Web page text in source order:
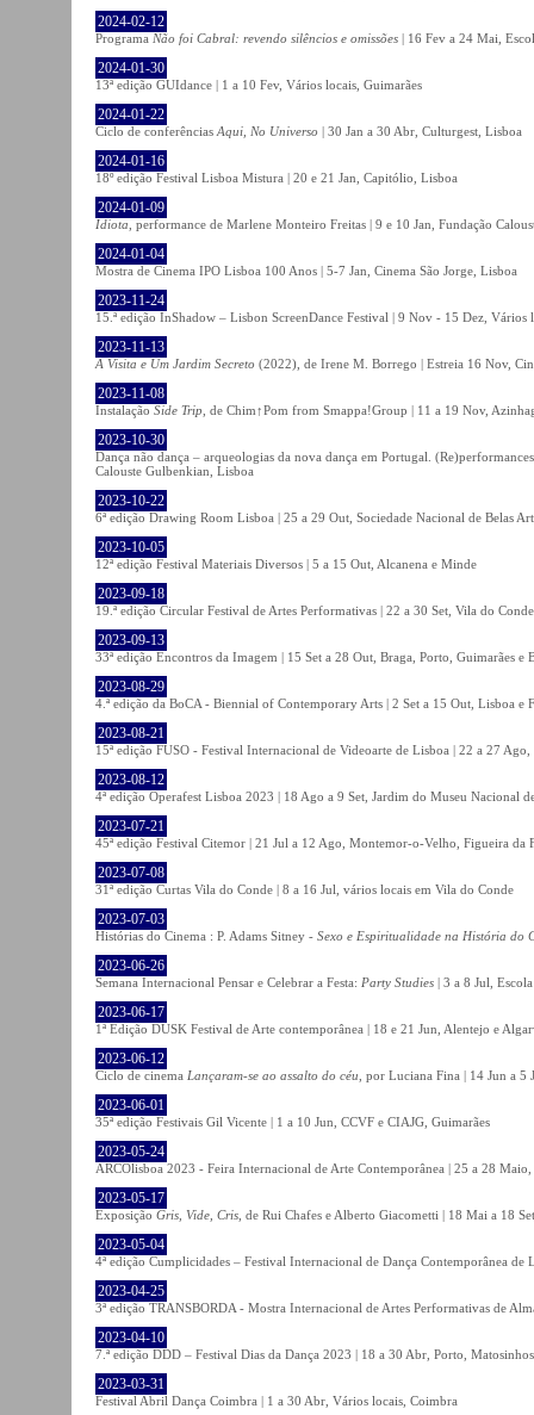
2024-02-12
Programa Não foi Cabral: revendo silêncios e omissões | 16 Fev a 24 Mai,
2024-01-30
13ª edição GUIdance | 1 a 10 Fev, Vários locais, Guimarães
2024-01-22
Ciclo de conferências Aqui, No Universo | 30 Jan a 30 Abr, Culturgest, Lisboa
2024-01-16
18º edição Festival Lisboa Mistura | 20 e 21 Jan, Capitólio, Lisboa
2024-01-09
Idiota , performance de Marlene Monteiro Freitas | 9 e 10 Jan, Fundação
2024-01-04
Mostra de Cinema IPO Lisboa 100 Anos | 5-7 Jan, Cinema São Jorge, Lisboa
2023-11-24
15.ª edição InShadow – Lisbon ScreenDance Festival | 9 Nov - 15 Dez, Vários
2023-11-13
A Visita e Um Jardim Secreto (2022), de Irene M. Borrego | Estreia 16 Nov,
2023-11-08
Instalação Side Trip , de Chim↑Pom from Smappa!Group | 11 a 19 Nov,
2023-10-30
Dança não dança – arqueologias da nova dança em Portugal.
Calouste Gulbenkian, Lisboa
2023-10-22
6ª edição Drawing Room Lisboa | 25 a 29 Out, Sociedade Nacional de Belas
2023-10-05
12ª edição Festival Materiais Diversos | 5 a 15 Out, Alcanena e Minde
2023-09-18
19.ª edição Circular Festival de Artes Performativas | 22 a 30 Set, Vila do Conde
2023-09-13
33ª edição Encontros da Imagem | 15 Set a 28 Out, Braga, Porto, Guimarães e
2023-08-29
4.ª edição da BoCA - Biennial of Contemporary Arts | 2 Set a 15 Out, Lisboa e
2023-08-21
15ª edição FUSO - Festival Internacional de Videoarte de Lisboa | 22 a 27
2023-08-12
4ª edição Operafest Lisboa 2023 | 18 Ago a 9 Set, Jardim do Museu Nacional
2023-07-21
45ª edição Festival Citemor | 21 Jul a 12 Ago, Montemor-o-Velho, Figueira da
2023-07-08
31ª edição Curtas Vila do Conde | 8 a 16 Jul, vários locais em Vila do Conde
2023-07-03
Histórias do Cinema : P. Adams Sitney - Sexo e Espiritualidade na História do
2023-06-26
Semana Internacional Pensar e Celebrar a Festa: Party Studies | 3 a 8 Jul,
2023-06-17
1ª Edição DUSK Festival de Arte contemporânea | 18 e 21 Jun, Alentejo e
2023-06-12
Ciclo de cinema Lançaram-se ao assalto do céu , por Luciana Fina | 14 Jun a 5
2023-06-01
35ª edição Festivais Gil Vicente | 1 a 10 Jun, CCVF e CIAJG, Guimarães
2023-05-24
ARCOlisboa 2023 - Feira Internacional de Arte Contemporânea | 25 a 28
2023-05-17
Exposição Gris, Vide, Cris , de Rui Chafes e Alberto Giacometti | 18 Mai a 18
2023-05-04
4ª edição Cumplicidades – Festival Internacional de Dança Contemporânea
2023-04-25
3ª edição TRANSBORDA - Mostra Internacional de Artes Performativas de
2023-04-10
7.ª edição DDD – Festival Dias da Dança 2023 | 18 a 30 Abr, Porto,
2023-03-31
Festival Abril Dança Coimbra | 1 a 30 Abr, Vários locais, Coimbra